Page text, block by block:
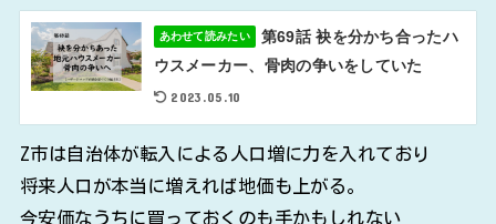
あわせて読みたい
第69話 袂を分かち合ったハ
ウスメーカー、骨肉の争いをしていた
2023.05.10
Z市は自治体が転入による人口増に力を入れており
将来人口が本当に増えれば地価も上がる。
今安価なうちに買っておくのも手かもしれない